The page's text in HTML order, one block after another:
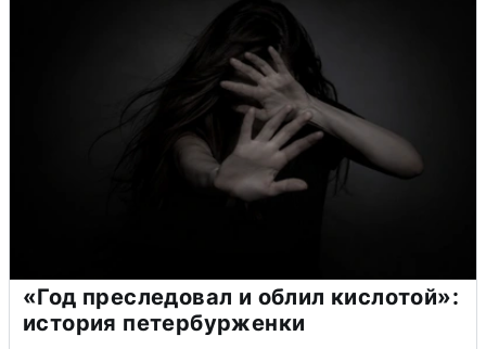
«Год преследовал и облил кислотой»:
история петербурженки